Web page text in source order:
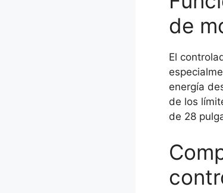
de
El
energía
de los
de 28